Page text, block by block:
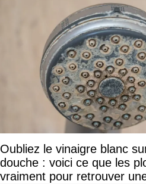
Oubliez le vinaigre blanc
douche : voici ce que les
vraiment pour retrouver